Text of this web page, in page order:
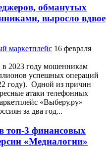
обманутых
выросло вдвое
маркетплейс 16 февраля
2023 году мошенникам
успешных операций
году). Одной из причин
атаки телефонных
«Выберу.ру»
за два год...
топ-3 финансовых
«Медиалогии»